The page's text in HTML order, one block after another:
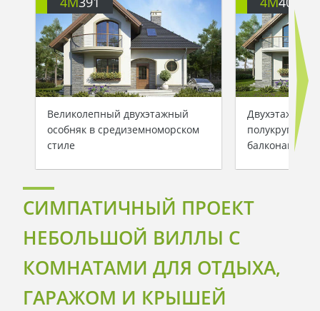
Великолепный двухэтажный
особняк в средиземноморском
стиле
Двухэтажный
балконами
СИМПАТИЧНЫЙ ПРОЕКТ
НЕБОЛЬШОЙ ВИЛЛЫ С
КОМНАТАМИ ДЛЯ ОТДЫХА,
ГАРАЖОМ И КРЫШЕЙ